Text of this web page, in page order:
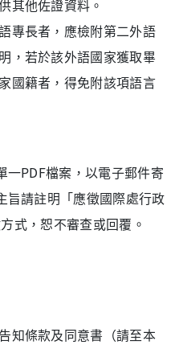
其他佐證資料。
專長者，應檢附第二外語
，若於該外語國家獲取畢
國籍者，得免附該項語言
PDF檔案，以電子郵件寄
旨請註明「應徵國際處行政
式，恕不審查或回覆。
知條款及同意書（請至本